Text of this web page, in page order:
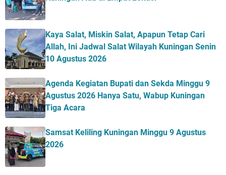
Kaya Salat, Miskin Salat, Apapun Tetap Cari
Allah, Ini Jadwal Salat Wilayah Kuningan Senin
10 Agustus 2026
Agenda Kegiatan Bupati dan Sekda Minggu 9
Agustus 2026 Hanya Satu, Wabup Kuningan
Tiga Acara
Samsat Keliling Kuningan Minggu 9 Agustus
2026